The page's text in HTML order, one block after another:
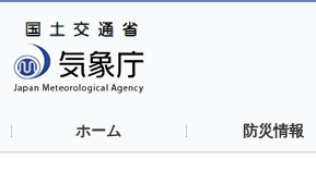
ホーム 防災情報